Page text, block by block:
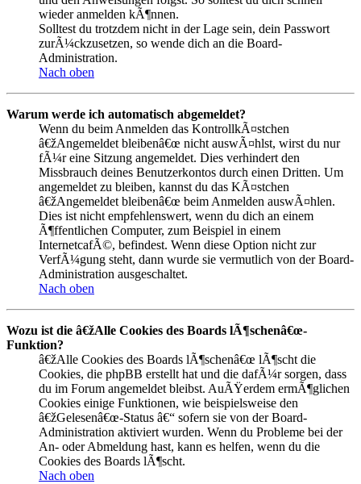
wieder anmelden kÃ¶nnen.
Solltest du trotzdem nicht in der Lage sein, dein Passwort
zurÃ¼ckzusetzen, so wende dich an die Board-
Administration.
Nach oben
Warum werde ich automatisch abgemeldet?
Wenn du beim Anmelden das KontrollkÃ¤stchen
â€žAngemeldet bleibenâ€œ nicht auswÃ¤hlst, wirst du nur
fÃ¼r eine Sitzung angemeldet. Dies verhindert den
Missbrauch deines Benutzerkontos durch einen Dritten. Um
angemeldet zu bleiben, kannst du das KÃ¤stchen
â€žAngemeldet bleibenâ€œ beim Anmelden auswÃ¤hlen.
Dies ist nicht empfehlenswert, wenn du dich an einem
Ã¶ffentlichen Computer, zum Beispiel in einem
InternetcafÃ©, befindest. Wenn diese Option nicht zur
VerfÃ¼gung steht, dann wurde sie vermutlich von der Board-
Administration ausgeschaltet.
Nach oben
Wozu ist die â€žAlle Cookies des Boards lÃ¶schenâ€œ-
Funktion?
â€žAlle Cookies des Boards lÃ¶schenâ€œ lÃ¶scht die
Cookies, die phpBB erstellt hat und die dafÃ¼r sorgen, dass
du im Forum angemeldet bleibst. AuÃŸerdem ermÃ¶glichen
Cookies einige Funktionen, wie beispielsweise den
â€žGelesenâ€œ-Status â€“ sofern sie von der Board-
Administration aktiviert wurden. Wenn du Probleme bei der
An- oder Abmeldung hast, kann es helfen, wenn du die
Cookies des Boards lÃ¶scht.
Nach oben